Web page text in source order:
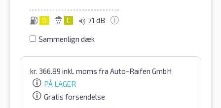
D C 71 dB
Sammenlign dæk
kr. 366.89 inkl. moms fra Auto-Raifen GmbH
PÅ LAGER
Gratis forsendelse